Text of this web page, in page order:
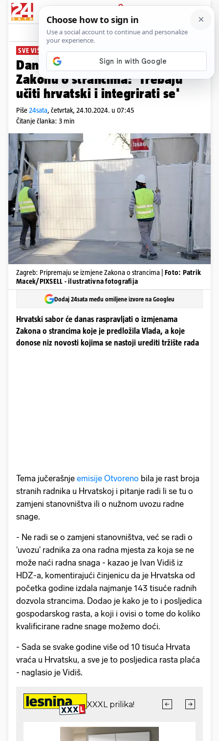
PRIJAVA
News Komentari
SVE VIŠE STRANIH RADNIKA
Danas u Saboru rasprava o
Zakonu o strancima: 'Trebaju
učiti hrvatski i integrirati se'
Piše24sata, četvrtak, 24.10.2024. u 07:45
Čitanje članka: 3 min
Zagreb: Pripremaju se izmjene Zakona o strancima | Foto: Patrik
Macek/PIXSELL - ilustrativna fotografija
Dodaj 24sata među omiljene izvore na Googleu
Hrvatski sabor će danas raspravljati o izmjenama
Zakona o strancima koje je predložila Vlada, a koje
donose niz novosti kojima se nastoji urediti tržište rada
Tema jučerašnje emisije Otvoreno bila je rast broja
stranih radnika u Hrvatskoj i pitanje radi li se tu o
zamjeni stanovništva ili o nužnom uvozu radne
snage.
- Ne radi se o zamjeni stanovništva, već se radi o
'uvozu' radnika za ona radna mjesta za koja se ne
može naći radna snaga - kazao je Ivan Vidiš iz
HDZ-a, komentirajući činjenicu da je Hrvatska od
početka godine izdala najmanje 143 tisuće radnih
dozvola strancima. Dodao je kako je to i posljedica
gospodarskog rasta, a koji i ovisi o tome do koliko
kvalificirane radne snage možemo doći.
- Sada se svake godine više od 10 tisuća Hrvata
vraća u Hrvatsku, a sve je to posljedica rasta plaća
- naglasio je Vidiš.